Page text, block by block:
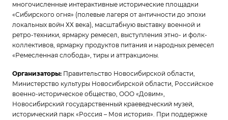
многочисленные интерактивные исторические площадки
«Сибирского огня» (полевые лагеря от античности до эпохи
локальных войн ХХ века), масштабную выставку военной и
ретро-техники, ярмарку ремесел, выступления этно- и фолк-
коллективов, ярмарку продуктов питания и народных ремесел
«Ремесленная слобода», тиры и аттракционы.
Организаторы: Правительство Новосибирской области,
Министерство культуры Новосибирской области, Российское
военно-историческое общество, ООО «Довим»,
Новосибирский государственный краеведческий музей,
исторический парк «Россия – Моя история». При поддержке